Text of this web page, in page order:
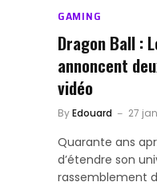
GAMING
Dragon Ball :
annoncent
vidéo
ByEdouard 27
Quarante ans
d’étendre son
rassemblement